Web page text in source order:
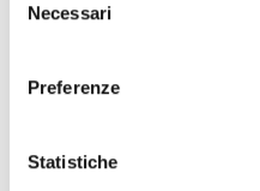
delNecessari
Preferenze
Statistiche